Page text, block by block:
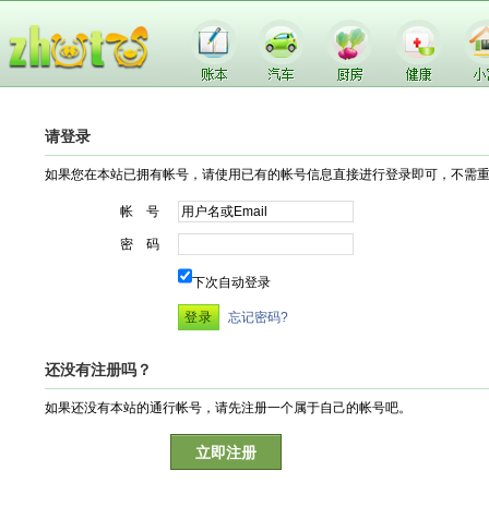
请登录
如果您在本站已拥有帐号，请使用已有的帐号信息直接进行登录即可，不需
帐 号
密 码
下次自动登录
忘记密码?
还没有注册吗？
如果还没有本站的通行帐号，请先注册一个属于自己的帐号吧。
立即注册